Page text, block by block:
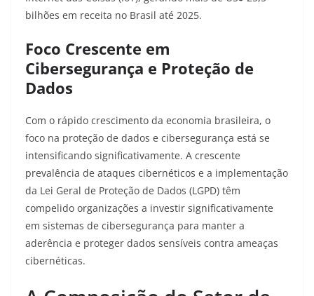
bilhões em receita no Brasil até 2025.
Foco Crescente em
Cibersegurança e Proteção de
Dados
Com o rápido crescimento da economia brasileira, o
foco na proteção de dados e cibersegurança está se
intensificando significativamente. A crescente
prevalência de ataques cibernéticos e a implementação
da Lei Geral de Proteção de Dados (LGPD) têm
compelido organizações a investir significativamente
em sistemas de cibersegurança para manter a
aderência e proteger dados sensíveis contra ameaças
cibernéticas.